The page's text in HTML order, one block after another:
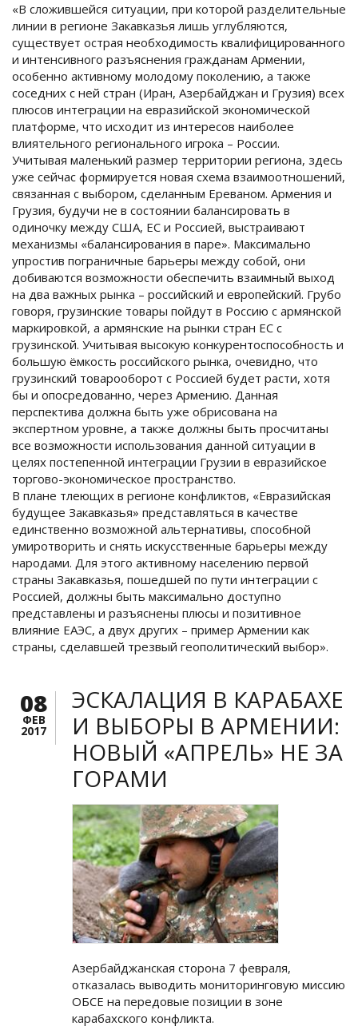
«В сложившейся ситуации, при которой разделительные
линии в регионе Закавказья лишь углубляются,
существует острая необходимость квалифицированного
и интенсивного разъяснения гражданам Армении,
особенно активному молодому поколению, а также
соседних с ней стран (Иран, Азербайджан и Грузия) всех
плюсов интеграции на евразийской экономической
платформе, что исходит из интересов наиболее
влиятельного регионального игрока – России.
Учитывая маленький размер территории региона, здесь
уже сейчас формируется новая схема взаимоотношений,
связанная с выбором, сделанным Ереваном. Армения и
Грузия, будучи не в состоянии балансировать в
одиночку между США, ЕС и Россией, выстраивают
механизмы «балансирования в паре». Максимально
упростив пограничные барьеры между собой, они
добиваются возможности обеспечить взаимный выход
на два важных рынка – российский и европейский. Грубо
говоря, грузинские товары пойдут в Россию с армянской
маркировкой, а армянские на рынки стран ЕС с
грузинской. Учитывая высокую конкурентоспособность и
большую ёмкость российского рынка, очевидно, что
грузинский товарооборот с Россией будет расти, хотя
бы и опосредованно, через Армению. Данная
перспектива должна быть уже обрисована на
экспертном уровне, а также должны быть просчитаны
все возможности использования данной ситуации в
целях постепенной интеграции Грузии в евразийское
торгово-экономическое пространство.
В плане тлеющих в регионе конфликтов, «Евразийская
будущее Закавказья» представляться в качестве
единственно возможной альтернативы, способной
умиротворить и снять искусственные барьеры между
народами. Для этого активному населению первой
страны Закавказья, пошедшей по пути интеграции с
Россией, должны быть максимально доступно
представлены и разъяснены плюсы и позитивное
влияние ЕАЭС, а двух других – пример Армении как
страны, сделавшей трезвый геополитический выбор».
08
ФЕВ
2017
ЭСКАЛАЦИЯ В КАРАБАХЕ
И ВЫБОРЫ В АРМЕНИИ:
НОВЫЙ «АПРЕЛЬ» НЕ ЗА
ГОРАМИ
Азербайджанская сторона 7 февраля,
отказалась выводить мониторинговую миссию
ОБСЕ на передовые позиции в зоне
карабахского конфликта.